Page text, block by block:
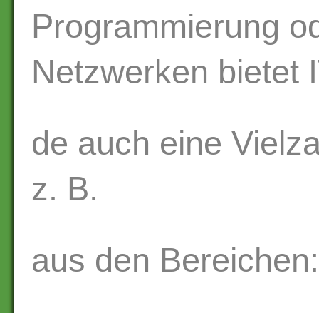
Programmierung
Netzwerken bietet
de auch eine
z. B.
aus den Bereichen: